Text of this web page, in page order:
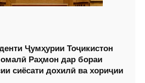
Ҷумҳурии Тоҷикистон
Раҳмон дар бораи
сиёсати дохилӣ ва хориҷии